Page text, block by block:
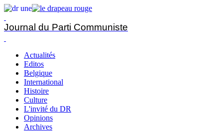
Journal du Parti Communiste
Actualités
Editos
Belgique
International
Histoire
Culture
L'invité du DR
Opinions
Archives